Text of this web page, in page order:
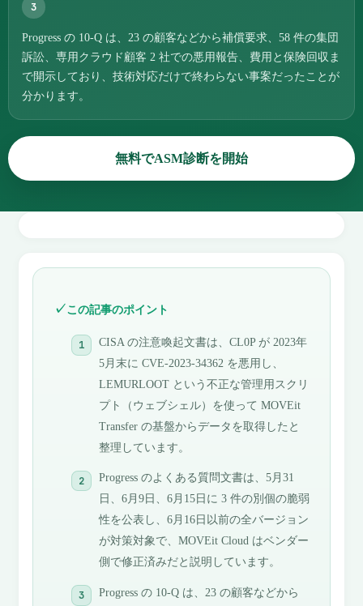
3
Progress の 10-Q は、23 の顧客などから補償要求、58 件の集団
訴訟、専用クラウド顧客 2 社での悪用報告、費用と保険回収ま
で開示しており、技術対応だけで終わらない事案だったことが
分かります。
無料でASM診断を開始
この記事のポイント
CISA の注意喚起文書は、CL0P が 2023年
5月末に CVE-2023-34362 を悪用し、
LEMURLOOT という不正な管理用スクリ
プト（ウェブシェル）を使って MOVEit
Transfer の基盤からデータを取得したと
整理しています。
Progress のよくある質問文書は、5月31
日、6月9日、6月15日に 3 件の別個の脆弱
性を公表し、6月16日以前の全バージョン
が対策対象で、MOVEit Cloud はベンダー
側で修正済みだと説明しています。
Progress の 10-Q は、23 の顧客などから